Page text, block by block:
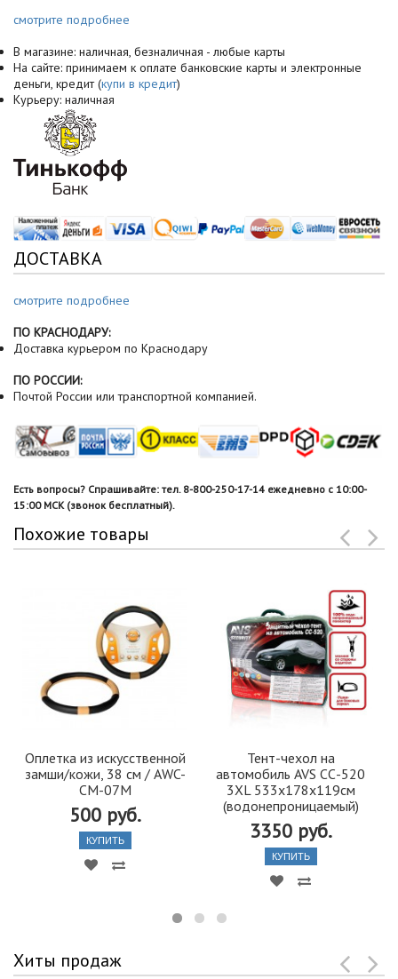
смотрите подробнее
В магазине: наличная, безналичная - любые карты
На сайте: принимаем к оплате банковские карты и электронные
деньги, кредит (купи в кредит)
Курьеру: наличная
ДОСТАВКА
смотрите подробнее
ПО КРАСНОДАРУ:
Доставка курьером по Краснодару
ПО РОССИИ:
Почтой России или транспортной компанией.
Есть вопросы? Спрашивайте: тел. 8-800-250-17-14 ежедневно с 10:00-
15:00 МСК (звонок бесплатный).
Похожие товары
Оплетка из искусственной
замши/кожи, 38 см / AWC-
CM-07M
500 руб.
КУПИТЬ
Тент-чехол на
автомобиль AVS СС-520
3XL 533х178х119см
(водонепроницаемый)
3350 руб.
КУПИТЬ
Хиты продаж